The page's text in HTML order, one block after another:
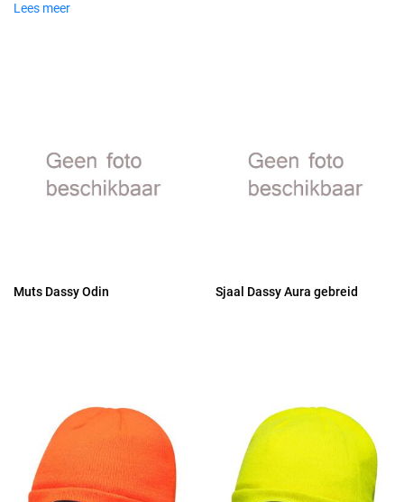
Lees meer
Muts Dassy Odin Sjaal Dassy Aura gebreid